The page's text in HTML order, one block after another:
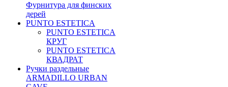
Фурнитура для финских
дерей
PUNTO ESTETICA
PUNTO ESTETICA
КРУГ
PUNTO ESTETICA
КВАДРАТ
Ручки раздельные
ARMADILLO URBAN